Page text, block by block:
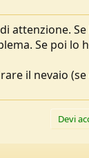
attenzione.
Se poi lo
il nevaio
Devi